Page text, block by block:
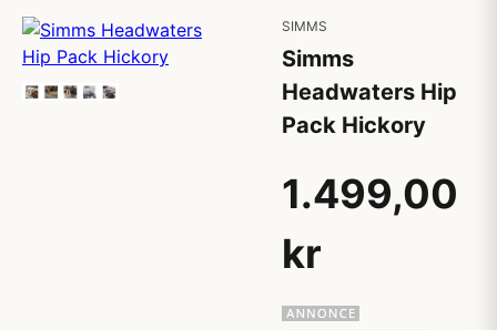
SIMMS
Simms
Headwaters Hip
Pack Hickory
1.499,00
kr